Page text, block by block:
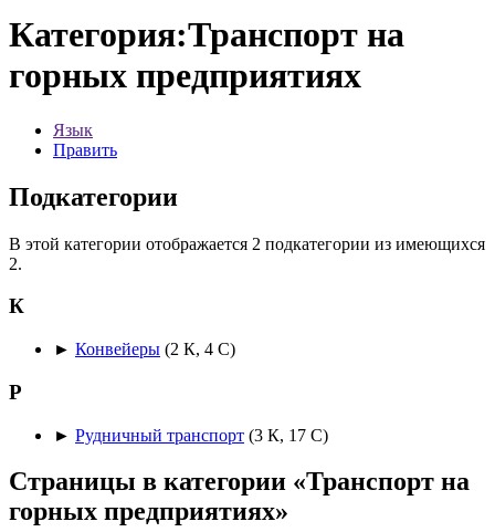
Категория:Транспорт на
горных предприятиях
Язык
Править
Подкатегории
В этой категории отображается 2 подкатегории из имеющихся
2.
К
► Конвейеры (2 К, 4 С)
Р
► Рудничный транспорт (3 К, 17 С)
Страницы в категории «Транспорт на
горных предприятиях»